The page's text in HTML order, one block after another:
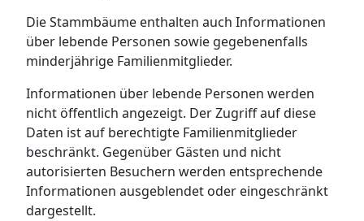
Die Stammbäume enthalten auch Informationen
über lebende Personen sowie gegebenenfalls
minderjährige Familienmitglieder.
Informationen über lebende Personen werden
nicht öffentlich angezeigt. Der Zugriff auf diese
Daten ist auf berechtigte Familienmitglieder
beschränkt. Gegenüber Gästen und nicht
autorisierten Besuchern werden entsprechende
Informationen ausgeblendet oder eingeschränkt
dargestellt.